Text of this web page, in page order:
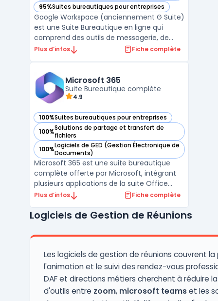
95%Suites bureautiques pour entreprises
— voir Google Workspace dans cette catégorie
Google Workspace (anciennement G Suite)
est une Suite Bureautique en ligne qui
comprend des outils de messagerie, de
stockage, de partage et de collaboration.
documents, des feuilles de calcul et des
présentations. Les ou ...
Plus d’infos Fiche complète
Microsoft 365
Suite Bureautique complète
4.9
100%Suites bureautiques pour entreprises
— voir Microsoft 365 dans cette catégorie
100%Solutions de partage et transfert de
fichiers
— voir Microsoft 365 dans cette catégorie
100%Logiciels de GED (Gestion Électronique de
Documents)
— voir Microsoft 365 dans cette catégorie
Microsoft 365 est une suite bureautique
complète offerte par Microsoft, intégrant
plusieurs applications de la suite Office
telles que Word, Excel, PowerPoint, et
favorisent la productivité des entreprises et
365 prop ...
Plus d’infos Fiche complète
Logiciels de Gestion de Réunions
Les logiciels de gestion de réunions couvrent
l'animation et le suivi des rendez-vous
DAF et directions métiers cherchent à réduire
d'outils entre zoom, microsoft teamset les